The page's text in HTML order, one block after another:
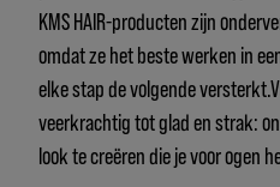
KMS HAIR-producten zijn
omdat ze het beste werken in
elke stap de volgende
veerkrachtig tot glad en strak:
look te creëren die je voor ogen